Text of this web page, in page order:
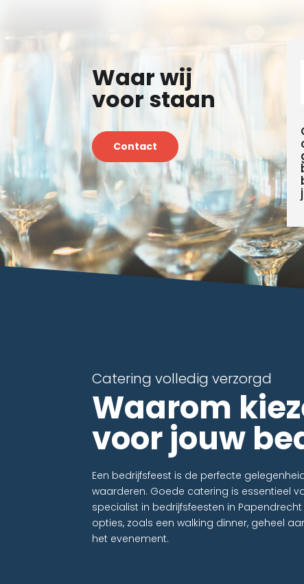
Waar wij
voor staan
Contact
Catering volledig verzorgd
Waarom
voor jouw
Een bedrijfsfeest is de perfecte
waarderen. Goede catering is essentieel
specialist in bedrijfsfeesten in
opties, zoals een walking dinner, geheel
het evenement.